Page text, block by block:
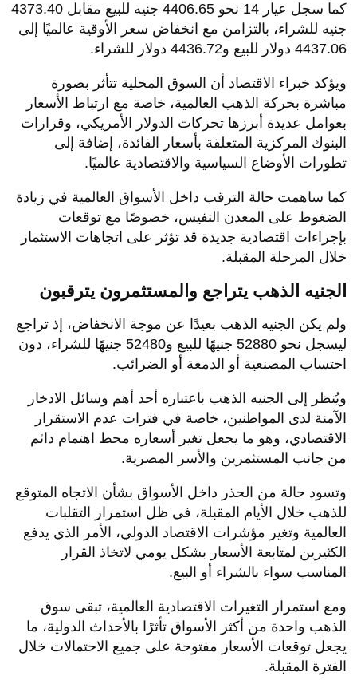
كما سجل عيار 14 نحو 4406.65 جنيه للبيع مقابل 4373.40
جنيه للشراء، بالتزامن مع انخفاض سعر الأوقية عالميًا إلى
4437.06 دولار للبيع و4436.72 دولار للشراء.
ويؤكد خبراء الاقتصاد أن السوق المحلية تتأثر بصورة
مباشرة بحركة الذهب العالمية، خاصة مع ارتباط الأسعار
بعوامل عديدة أبرزها تحركات الدولار الأمريكي، وقرارات
البنوك المركزية المتعلقة بأسعار الفائدة، إضافة إلى
تطورات الأوضاع السياسية والاقتصادية عالميًا.
كما ساهمت حالة الترقب داخل الأسواق العالمية في زيادة
الضغوط على المعدن النفيس، خصوصًا مع توقعات
بإجراءات اقتصادية جديدة قد تؤثر على اتجاهات الاستثمار
خلال المرحلة المقبلة.
الجنيه الذهب يتراجع والمستثمرون يترقبون
ولم يكن الجنيه الذهب بعيدًا عن موجة الانخفاض، إذ تراجع
ليسجل نحو 52880 جنيهًا للبيع و52480 جنيهًا للشراء، دون
احتساب المصنعية أو الدمغة أو الضرائب.
ويُنظر إلى الجنيه الذهب باعتباره أحد أهم وسائل الادخار
الآمنة لدى المواطنين، خاصة في فترات عدم الاستقرار
الاقتصادي، وهو ما يجعل تغير أسعاره محط اهتمام دائم
من جانب المستثمرين والأسر المصرية.
وتسود حالة من الحذر داخل الأسواق بشأن الاتجاه المتوقع
للذهب خلال الأيام المقبلة، في ظل استمرار التقلبات
العالمية وتغير مؤشرات الاقتصاد الدولي، الأمر الذي يدفع
الكثيرين لمتابعة الأسعار بشكل يومي لاتخاذ القرار
المناسب سواء بالشراء أو البيع.
ومع استمرار التغيرات الاقتصادية العالمية، تبقى سوق
الذهب واحدة من أكثر الأسواق تأثرًا بالأحداث الدولية، ما
يجعل توقعات الأسعار مفتوحة على جميع الاحتمالات خلال
الفترة المقبلة.